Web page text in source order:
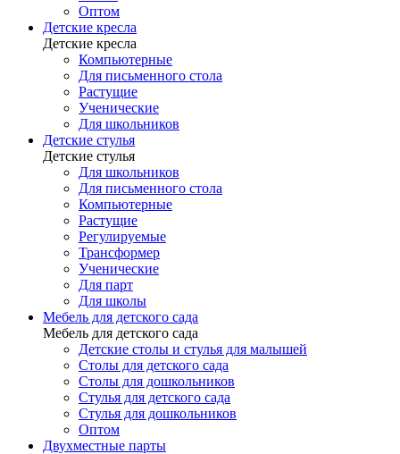
Оптом
Детские кресла
Детские кресла
Компьютерные
Для письменного стола
Растущие
Ученические
Для школьников
Детские стулья
Детские стулья
Для школьников
Для письменного стола
Компьютерные
Растущие
Регулируемые
Трансформер
Ученические
Для парт
Для школы
Мебель для детского сада
Мебель для детского сада
Детские столы и стулья для малышей
Столы для детского сада
Столы для дошкольников
Стулья для детского сада
Стулья для дошкольников
Оптом
Двухместные парты